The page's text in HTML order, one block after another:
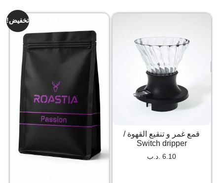
قمع غمر و تنقيع القهوة /
Switch dripper
6.10 .د.ب
تخفيض!